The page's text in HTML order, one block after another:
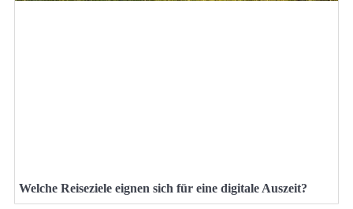
Welche Reiseziele eignen sich für eine digitale Auszeit?